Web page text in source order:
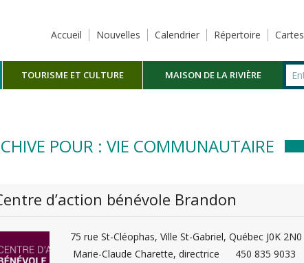
Accueil Nouvelles Calendrier Répertoire Cartes
TOURISME ET CULTURE MAISON DE LA RIVIÈRE
POUR : VIE COMMUNAUTAIRE
d’action bénévole Brandon
75 rue St-Cléophas, Ville St-Gabriel, Québec J0K 2N0
Marie-Claude Charette, directrice
450 835 9033